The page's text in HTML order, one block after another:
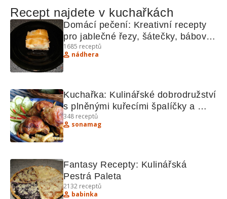
Recept najdete v kuchařkách
Domácí pečení: Kreativní recepty
pro jablečné řezy, šátečky, bábovku
a další lahůdky
1685 receptů
nádhera
Kuchařka: Kulinářské dobrodružství
s plněnými kuřecími špalíčky a
exotickými palačinkami
348 receptů
sonamag
Fantasy Recepty: Kulinářská
Pestrá Paleta
2132 receptů
babinka